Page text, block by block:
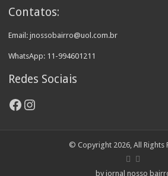
Contatos:
Email: jnossobairro@uol.com.br
WhatsApp: 11-994601211
Redes Sociais
Facebook
Instagram
© Copyright 2026, All Rights
by jornal nosso